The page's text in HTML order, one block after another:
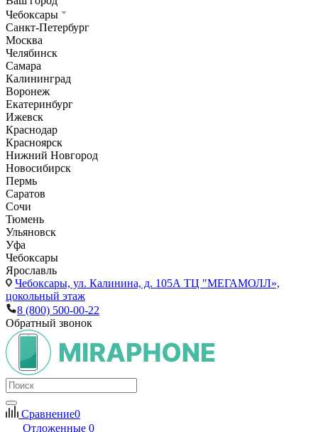
Чебоксары
Санкт-Петербург
Москва
Челябинск
Самара
Калининград
Воронеж
Екатеринбург
Ижевск
Краснодар
Красноярск
Нижний Новгород
Новосибирск
Пермь
Саратов
Сочи
Тюмень
Ульяновск
Уфа
Чебоксары
Ярославль
Чебоксары, ул. Калинина, д. 105А ТЦ "МЕГАМОЛЛ»,
цокольный этаж
8 (800) 500-00-22
Обратный звонок
Сравнение0
Отложенные 0